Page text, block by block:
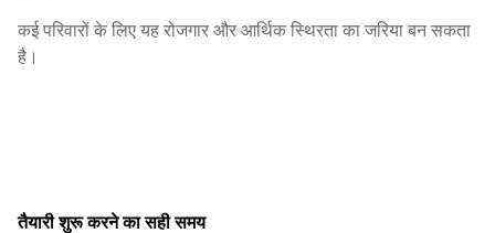
कई परिवारों के लिए यह रोजगार और आर्थिक स्थिरता का जरिया बन सकता
है।
तैयारी शुरू करने का सही समय